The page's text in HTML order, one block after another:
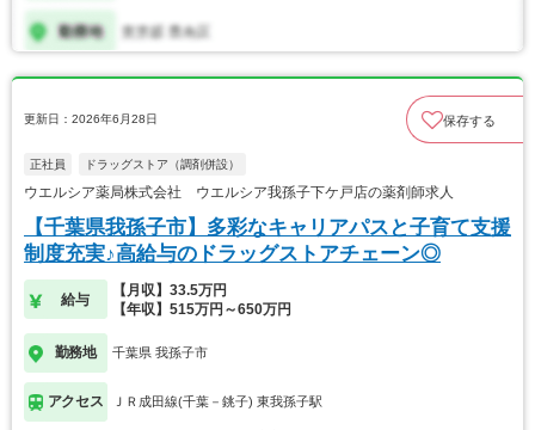
更新日：2026年6月28日 保存する
正社員 ドラッグストア（調剤併設）
ウエルシア薬局株式会社 ウエルシア我孫子下ケ戸店の薬剤師求人
【千葉県我孫子市】多彩なキャリアパスと子育て支援
制度充実♪高給与のドラッグストアチェーン◎
給与
【月収】33.5万円
【年収】515万円～650万円
勤務地 千葉県 我孫子市
アクセス ＪＲ成田線(千葉－銚子) 東我孫子駅